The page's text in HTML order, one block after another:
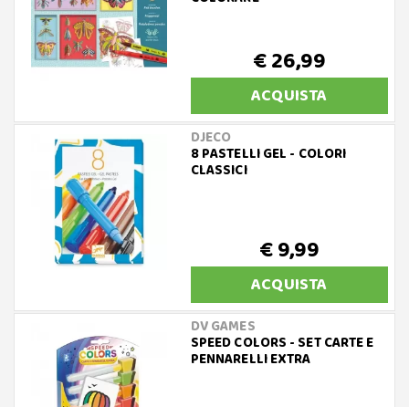
€ 26,99
ACQUISTA
DJECO
8 PASTELLI GEL - COLORI
CLASSICI
€ 9,99
ACQUISTA
DV GAMES
SPEED COLORS - SET CARTE E
PENNARELLI EXTRA